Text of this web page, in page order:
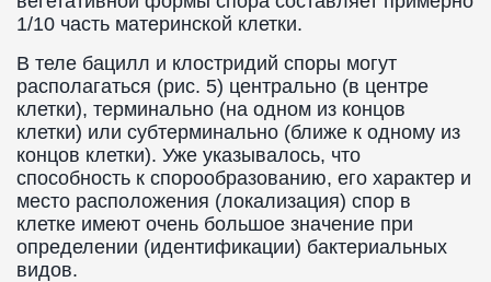
1/10 часть материнской клетки.
В теле бацилл и клостридий споры могут
располагаться (рис. 5) центрально (в центре
клетки), терминально (на одном из концов
клетки) или субтерминально (ближе к одному из
концов клетки). Уже указывалось, что
способность к спорообразованию, его характер и
место расположения (локализация) спор в
клетке имеют очень большое значение при
определении (идентификации) бактериальных
видов.